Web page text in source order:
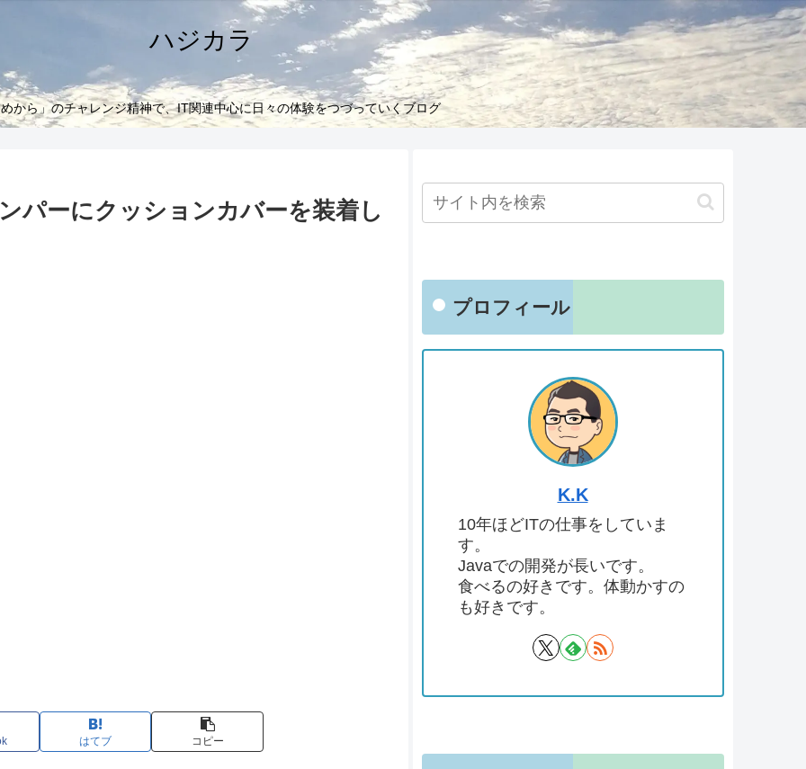
ハジカラ
から」のチャレンジ精神で、IT関連中心に日々の体験をつづっていくブログ
パーにクッションカバーを装着し
はてブ コピー
プロフィール
K.K
10年ほどITの仕事をしていま
す。
Javaでの開発が長いです。
食べるの好きです。体動かすの
も好きです。